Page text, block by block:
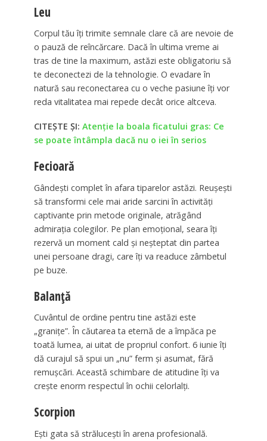
Leu
Corpul tău îți trimite semnale clare că are nevoie de
o pauză de reîncărcare. Dacă în ultima vreme ai
tras de tine la maximum, astăzi este obligatoriu să
te deconectezi de la tehnologie. O evadare în
natură sau reconectarea cu o veche pasiune îți vor
reda vitalitatea mai repede decât orice altceva.
CITEȘTE ȘI: Atenție la boala ficatului gras: Ce
se poate întâmpla dacă nu o iei în serios
Fecioară
Gândești complet în afara tiparelor astăzi. Reușești
să transformi cele mai aride sarcini în activități
captivante prin metode originale, atrăgând
admirația colegilor. Pe plan emoțional, seara îți
rezervă un moment cald și neșteptat din partea
unei persoane dragi, care îți va readuce zâmbetul
pe buze.
Balanță
Cuvântul de ordine pentru tine astăzi este
„granițe”. În căutarea ta eternă de a împăca pe
toată lumea, ai uitat de propriul confort. 6 iunie îți
dă curajul să spui un „nu” ferm și asumat, fără
remușcări. Această schimbare de atitudine îți va
crește enorm respectul în ochii celorlalți.
Scorpion
Ești gata să strălucești în arena profesională.